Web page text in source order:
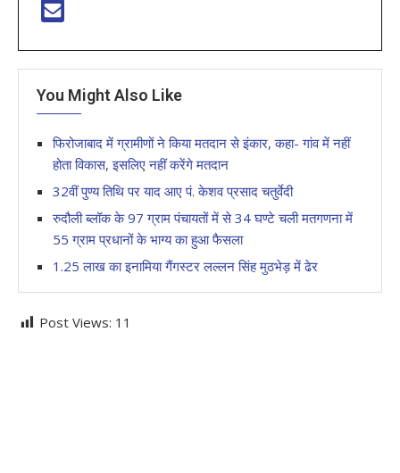
You Might Also Like
फिरोजाबाद में ग्रामीणों ने किया मतदान से इंकार, कहा- गांव में नहीं
होता विकास, इसलिए नहीं करेंगे मतदान
32वीं पुण्‍य तिथि पर याद आए पं. केशव प्रसाद चतु‍र्वेदी
रुदौली ब्लॉक के 97 ग्राम पंचायतों में से 34 घण्टे चली मतगणना में
55 ग्राम प्रधानों के भाग्य का हुआ फैसला
1.25 लाख का इनामिया गैंगस्टर लल्लन सिंह मुठभेड़ में ढेर
Post Views: 11